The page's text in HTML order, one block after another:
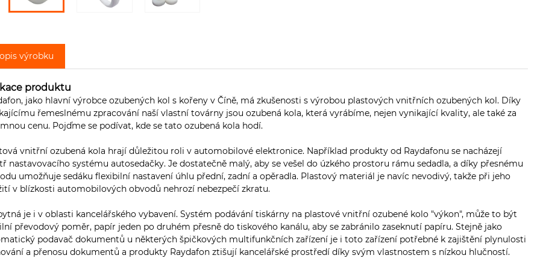
výrobku
produktu
jako hlavní výrobce ozubených kol s kořeny v Číně, má zkušenosti s výrobou plastových vnitřních ozubených kol. Díky
řemeslnému zpracování naší vlastní továrny jsou ozubená kola, která vyrábíme, nejen vynikající kvality, ale také za
cenu. Pojďme se podívat, kde se tato ozubená kola hodí.
vnitřní ozubená kola hrají důležitou roli v automobilové elektronice. Například produkty od Raydafonu se nacházejí
nastavovacího systému autosedačky. Je dostatečně malý, aby se vešel do úzkého prostoru rámu sedadla, a díky přesnému
umožňuje sedáku flexibilní nastavení úhlu přední, zadní a opěradla. Plastový materiál je navíc nevodivý, takže při jeho
v blízkosti automobilových obvodů nehrozí nebezpečí zkratu.
je i v oblasti kancelářského vybavení. Systém podávání tiskárny na plastové vnitřní ozubené kolo "výkon", může to být
převodový poměr, papír jeden po druhém přesně do tiskového kanálu, aby se zabránilo zaseknutí papíru. Stejně jako
podavač dokumentů u některých špičkových multifunkčních zařízení je i toto zařízení potřebné k zajištění plynulosti
a přenosu dokumentů a produkty Raydafon ztišují kancelářské prostředí díky svým vlastnostem s nízkou hlučností.